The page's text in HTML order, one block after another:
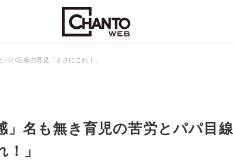
パパ目線の育児「まさにこれ！」
」名も無き育児の苦労とパパ目線
」